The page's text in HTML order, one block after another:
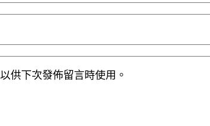
供下次發佈留言時使用。